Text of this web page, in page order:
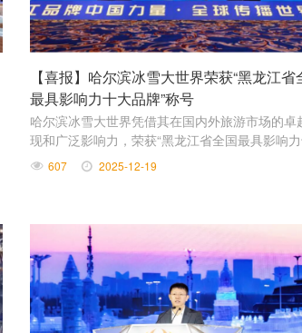
【喜报】哈尔滨冰雪大世界荣获“黑龙江省
最具影响力十大品牌”称号
哈尔滨冰雪大世界凭借其在国内外旅游市场的卓
现和广泛影响力，荣获“黑龙江省全国最具影响
品牌”称号，并成功上榜2025年黑龙江省品牌价
价信息榜单——旅游目的地（区域）品牌，且稳
607 2025-12-19